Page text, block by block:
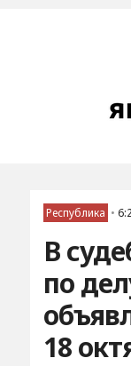
Республика •
В
по
18